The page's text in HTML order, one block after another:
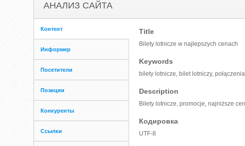
АНАЛИЗ САЙТА
Контент
Информер
Посетители
Позиции
Конкуренты
Ссылки
Title
Bilety lotnicze w najlepszych cenach
Keywords
bilety lotnicze, bilet lotniczy,
Description
Bilety lotnicze, promocje, najniższe
Кодировка
UTF-8